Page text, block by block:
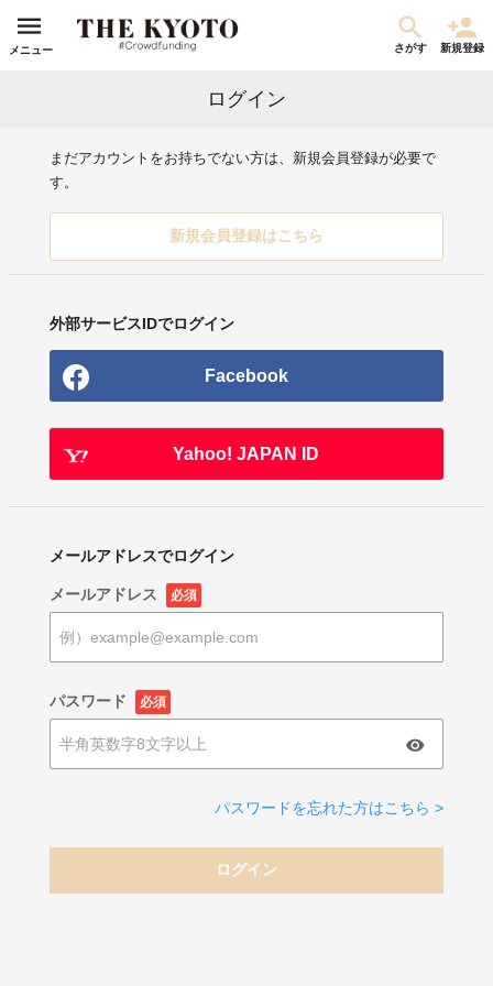
メニュー さがす 新規登録
ログイン
まだアカウントをお持ちでない方は、新規会員登録が必要で
す。
新規会員登録はこちら
外部サービスIDでログイン
Facebook
Yahoo! JAPAN ID
メールアドレスでログイン
メールアドレス 必須
パスワード 必須
パスワードを忘れた方はこちら >
ログイン